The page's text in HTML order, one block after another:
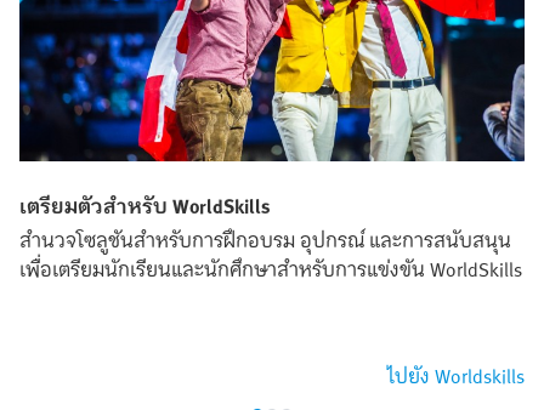
เตรียมตัวสำหรับ WorldSkills
สำนวจโซลูชันสำหรับการฝึกอบรม อุปกรณ์ และการสนับสนุน
เพื่อเตรียมนักเรียนและนักศึกษาสำหรับการแข่งขัน WorldSkills
ไปยัง Worldskills